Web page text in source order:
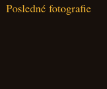
Posledné fotografie